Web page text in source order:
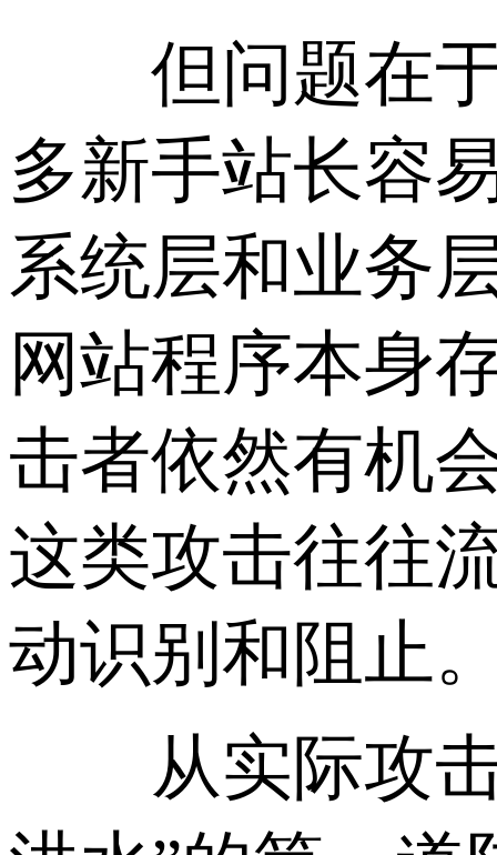
但问题在于
多新手站长容
系统层和业务
网站程序本身
击者依然有机
这类攻击往往
动识别和阻止
从实际攻击